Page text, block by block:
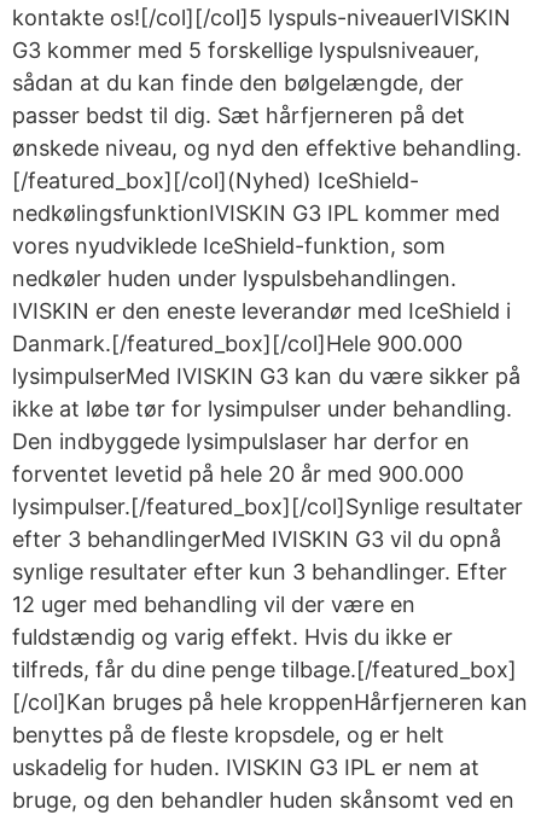
kontakte os![/col][/col]5 lyspuls-niveauerIVISKIN
G3 kommer med 5 forskellige lyspulsniveauer,
sådan at du kan finde den bølgelængde, der
passer bedst til dig. Sæt hårfjerneren på det
ønskede niveau, og nyd den effektive behandling.
[/featured_box][/col](Nyhed) IceShield-
nedkølingsfunktionIVISKIN G3 IPL kommer med
vores nyudviklede IceShield-funktion, som
nedkøler huden under lyspulsbehandlingen.
IVISKIN er den eneste leverandør med IceShield i
Danmark.[/featured_box][/col]Hele 900.000
lysimpulserMed IVISKIN G3 kan du være sikker på
ikke at løbe tør for lysimpulser under behandling.
Den indbyggede lysimpulslaser har derfor en
forventet levetid på hele 20 år med 900.000
lysimpulser.[/featured_box][/col]Synlige resultater
efter 3 behandlingerMed IVISKIN G3 vil du opnå
synlige resultater efter kun 3 behandlinger. Efter
12 uger med behandling vil der være en
fuldstændig og varig effekt. Hvis du ikke er
tilfreds, får du dine penge tilbage.[/featured_box]
[/col]Kan bruges på hele kroppenHårfjerneren kan
benyttes på de fleste kropsdele, og er helt
uskadelig for huden. IVISKIN G3 IPL er nem at
bruge, og den behandler huden skånsomt ved en